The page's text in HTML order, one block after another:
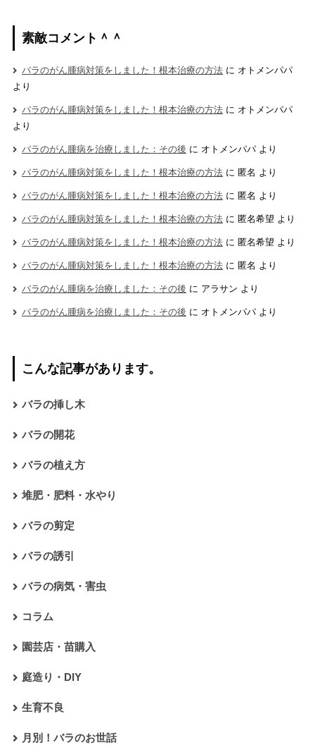
素敵コメント＾＾
バラのがん腫病対策をしました！根本治療の方法に オトメンパパ
より
バラのがん腫病対策をしました！根本治療の方法に オトメンパパ
より
バラのがん腫病を治療しました：その後 に オトメンパパより
バラのがん腫病対策をしました！根本治療の方法に 匿名 より
バラのがん腫病対策をしました！根本治療の方法に 匿名 より
バラのがん腫病対策をしました！根本治療の方法に 匿名希望 より
バラのがん腫病対策をしました！根本治療の方法に 匿名希望 より
バラのがん腫病対策をしました！根本治療の方法に 匿名 より
バラのがん腫病を治療しました：その後 に アラサン より
バラのがん腫病を治療しました：その後 に オトメンパパより
こんな記事があります。
バラの挿し木
バラの開花
バラの植え方
堆肥・肥料・水やり
バラの剪定
バラの誘引
バラの病気・害虫
コラム
園芸店・苗購入
庭造り・DIY
生育不良
月別！バラのお世話